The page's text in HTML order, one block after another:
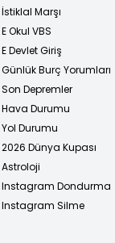
İstiklal Marşı
E Okul VBS
E Devlet Giriş
Günlük Burç Yorumları
Son Depremler
Hava Durumu
Yol Durumu
2026 Dünya Kupası
Astroloji
Instagram Dondurma
Instagram Silme